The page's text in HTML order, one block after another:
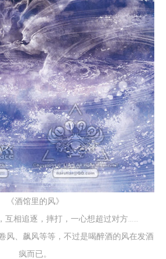
《酒馆里的风》
互相追逐，摔打，一心想超过对方……
风、飙风等等，不过是喝醉酒的风在发酒
疯而已。